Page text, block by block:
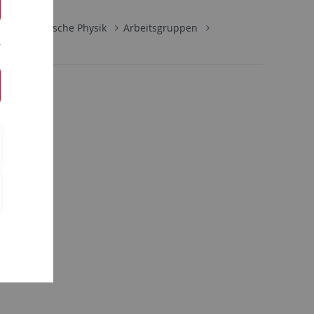
Theoretische Physik
Arbeitsgruppen